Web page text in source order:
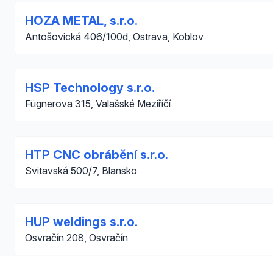
HOZA METAL, s.r.o.
Antošovická 406/100d, Ostrava, Koblov
HSP Technology s.r.o.
Fügnerova 315, Valašské Meziříčí
HTP CNC obrábění s.r.o.
Svitavská 500/7, Blansko
HUP weldings s.r.o.
Osvračín 208, Osvračín